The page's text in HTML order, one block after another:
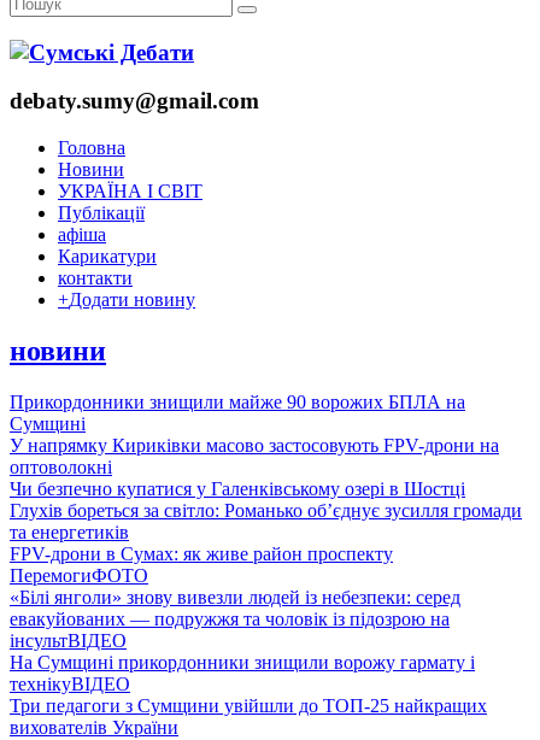
debaty.sumy@gmail.com
Головна
Новини
УКРАЇНА І СВІТ
Публікації
афіша
Карикатури
контакти
+Додати новину
новини
Прикордонники знищили майже 90 ворожих БПЛА на
Сумщині
У напрямку Кириківки масово застосовують FPV-дрони на
оптоволокні
Чи безпечно купатися у Галенківському озері в Шостці
Глухів бореться за світло: Романько об’єднує зусилля громади
та енергетиків
FPV-дрони в Сумах: як живе район проспекту
ПеремогиФОТО
«Білі янголи» знову вивезли людей із небезпеки: серед
евакуйованих — подружжя та чоловік із підозрою на
інсультВІДЕО
На Сумщині прикордонники знищили ворожу гармату і
технікуВІДЕО
Три педагоги з Сумщини увійшли до ТОП-25 найкращих
вихователів України